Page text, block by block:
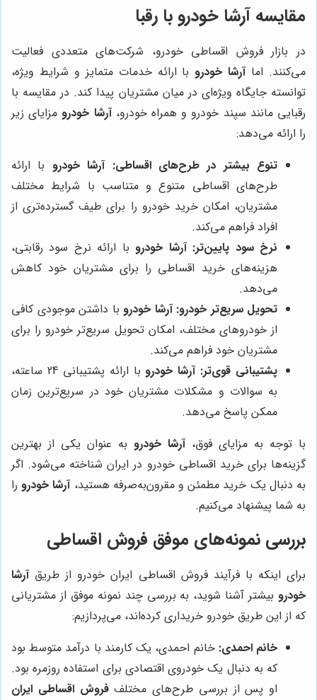
مقایسه آرشا خودرو با رقبا
در بازار فروش اقساطی خودرو، شرکت‌های متعددی فعالیت
می‌کنند. اماآرشا خودروبا ارائه خدمات متمایز و شرایط ویژه،
توانسته جایگاه ویژه‌ای در میان مشتریان پیدا کند. در مقایسه با
رقبایی مانند سپند خودرو و همراه خودرو،آرشا خودرومزایای زیر
را ارائه می‌دهد:
تنوع بیشتر در طرح‌های اقساطی: آرشا خودرو با ارائه
طرح‌های اقساطی متنوع و متناسب با شرایط مختلف
مشتریان، امکان خرید خودرو را برای طیف گسترده‌تری از
افراد فراهم می‌کند.
نرخ سود پایین‌تر: آرشا خودروبا ارائه نرخ سود رقابتی،
هزینه‌های خرید اقساطی را برای مشتریان خود کاهش
می‌دهد.
تحویل سریع‌تر خودرو: آرشا خودرو با داشتن موجودی کافی
از خودروهای مختلف، امکان تحویل سریع‌تر خودرو را برای
مشتریان خود فراهم می‌کند.
پشتیبانی قوی‌تر: آرشا خودرو
با ارائه پشتیبانی 24 ساعته،
به سوالات و مشکلات مشتریان خود در سریع‌ترین زمان
ممکن پاسخ می‌دهد.
با توجه به مزایای فوق،آرشا خودرو به عنوان یکی از بهترین
گزینه‌ها برای خرید اقساطی خودرو در ایران شناخته می‌شود. اگر
به دنبال یک خرید مطمئن و مقرون‌به‌صرفه هستید،آرشا خودرورا
به شما پیشنهاد می‌کنیم.
بررسی نمونه‌های موفق فروش اقساطی
برای اینکه با فرآیند فروش اقساطی ایران خودرو از طریقآرشا
خودرو بیشتر آشنا شوید، به بررسی چند نمونه موفق از مشتریانی
که از این طریق خودرو خریداری کرده‌اند، می‌پردازیم:
خانم احمدی: خانم احمدی، یک کارمند با درآمد متوسط بود
که به دنبال یک خودروی اقتصادی برای استفاده روزمره بود.
او پس از بررسی طرح‌های مختلففروش اقساطی ایران